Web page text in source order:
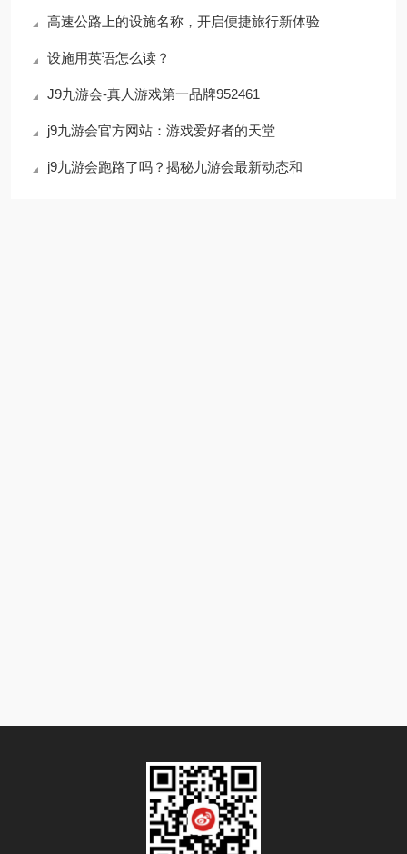
高速公路上的设施名称，开启便捷旅行新体验
设施用英语怎么读？
J9九游会-真人游戏第一品牌952461
j9九游会官方网站：游戏爱好者的天堂
j9九游会跑路了吗？揭秘九游会最新动态和